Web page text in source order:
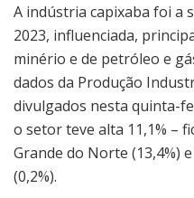
A indústria capixaba foi a
2023, influenciada,
minério e de petróleo e
dados da Produção
divulgados nesta quinta-
o setor teve alta 11,1% –
Grande do Norte (13,4%)
(0,2%).